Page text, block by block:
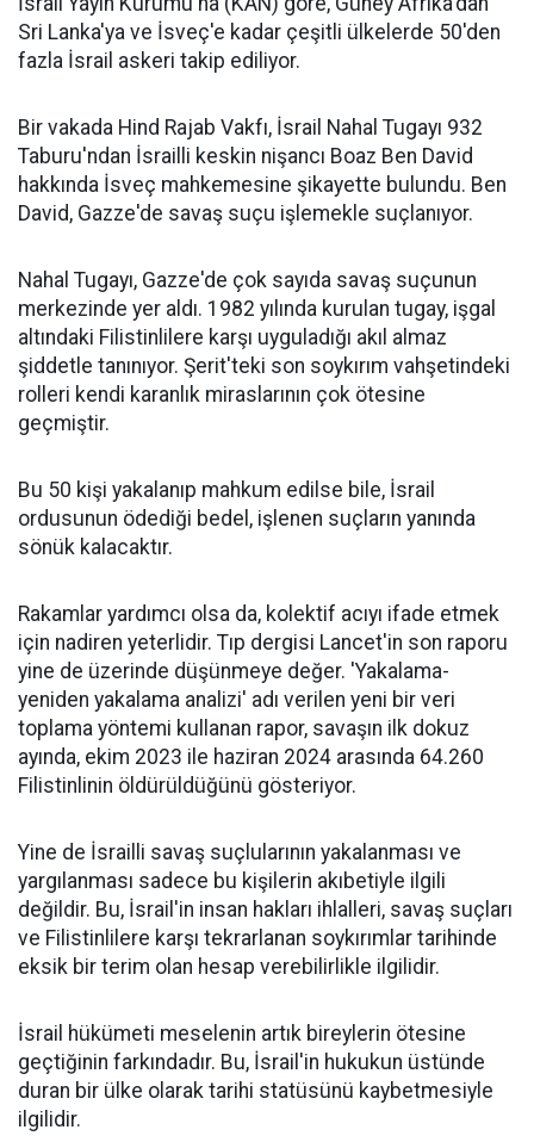
Sri Lanka'ya ve İsveç'e kadar çeşitli ülkelerde 50'den
fazla İsrail askeri takip ediliyor.
Bir vakada Hind Rajab Vakfı, İsrail Nahal Tugayı 932
Taburu'ndan İsrailli keskin nişancı Boaz Ben David
hakkında İsveç mahkemesine şikayette bulundu. Ben
David, Gazze'de savaş suçu işlemekle suçlanıyor.
Nahal Tugayı, Gazze'de çok sayıda savaş suçunun
merkezinde yer aldı. 1982 yılında kurulan tugay, işgal
altındaki Filistinlilere karşı uyguladığı akıl almaz
şiddetle tanınıyor. Şerit'teki son soykırım vahşetindeki
rolleri kendi karanlık miraslarının çok ötesine
geçmiştir.
Bu 50 kişi yakalanıp mahkum edilse bile, İsrail
ordusunun ödediği bedel, işlenen suçların yanında
sönük kalacaktır.
Rakamlar yardımcı olsa da, kolektif acıyı ifade etmek
için nadiren yeterlidir. Tıp dergisi Lancet'in son raporu
yine de üzerinde düşünmeye değer. 'Yakalama-
yeniden yakalama analizi' adı verilen yeni bir veri
toplama yöntemi kullanan rapor, savaşın ilk dokuz
ayında, ekim 2023 ile haziran 2024 arasında 64.260
Filistinlinin öldürüldüğünü gösteriyor.
Yine de İsrailli savaş suçlularının yakalanması ve
yargılanması sadece bu kişilerin akıbetiyle ilgili
değildir. Bu, İsrail'in insan hakları ihlalleri, savaş suçları
ve Filistinlilere karşı tekrarlanan soykırımlar tarihinde
eksik bir terim olan hesap verebilirlikle ilgilidir.
İsrail hükümeti meselenin artık bireylerin ötesine
geçtiğinin farkındadır. Bu, İsrail'in hukukun üstünde
duran bir ülke olarak tarihi statüsünü kaybetmesiyle
ilgilidir.